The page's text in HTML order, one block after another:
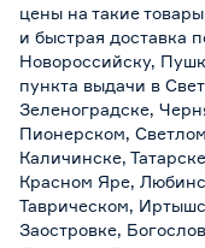
цены на такие
и быстрая доставка
Новороссийску,
пункта выдачи в
Зеленоградске,
Пионерском,
Каличинске,
Красном Яре,
Таврическом,
Заостровке,